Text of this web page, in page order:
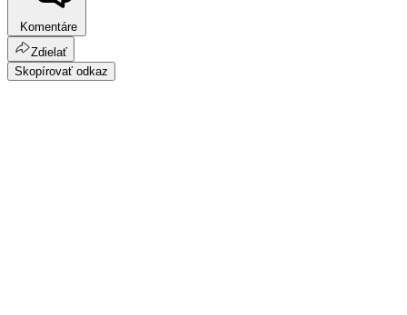
Komentáre
Zdielať
Skopírovať odkaz